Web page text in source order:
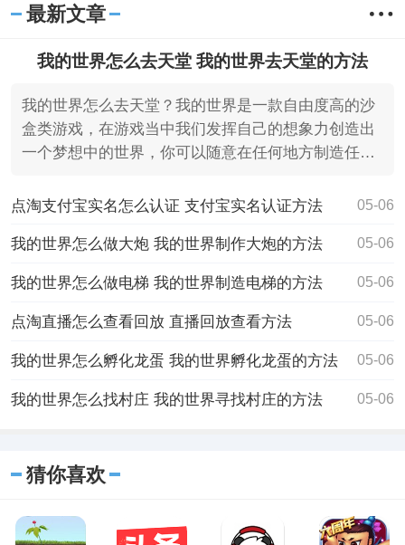
最新文章
我的世界怎么去天堂 我的世界去天堂的方法
我的世界怎么去天堂？我的世界是一款自由度高的沙
盒类游戏，在游戏当中我们发挥自己的想象力创造出
一个梦想中的世界，你可以随意在任何地方制造任何
点淘支付宝实名怎么认证 支付宝实名认证方法 05-06
我的世界怎么做大炮 我的世界制作大炮的方法 05-06
我的世界怎么做电梯 我的世界制造电梯的方法 05-06
点淘直播怎么查看回放 直播回放查看方法 05-06
我的世界怎么孵化龙蛋 我的世界孵化龙蛋的方法 05-06
我的世界怎么找村庄 我的世界寻找村庄的方法 05-06
猜你喜欢